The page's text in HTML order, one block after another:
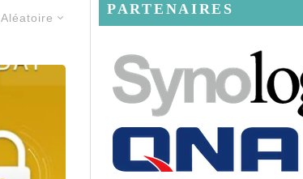
Aléatoire
PARTENAIRES